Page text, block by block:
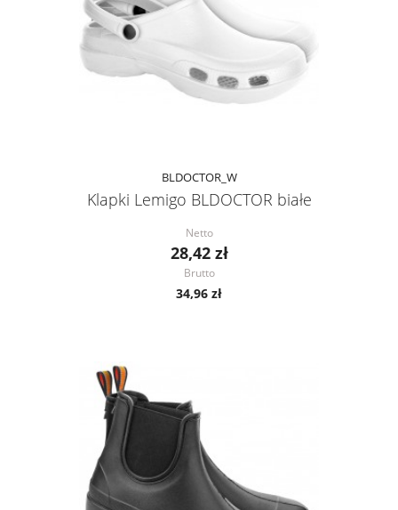
BLDOCTOR_W
Klapki Lemigo BLDOCTOR białe
Netto
28,42 zł
Brutto
34,96 zł